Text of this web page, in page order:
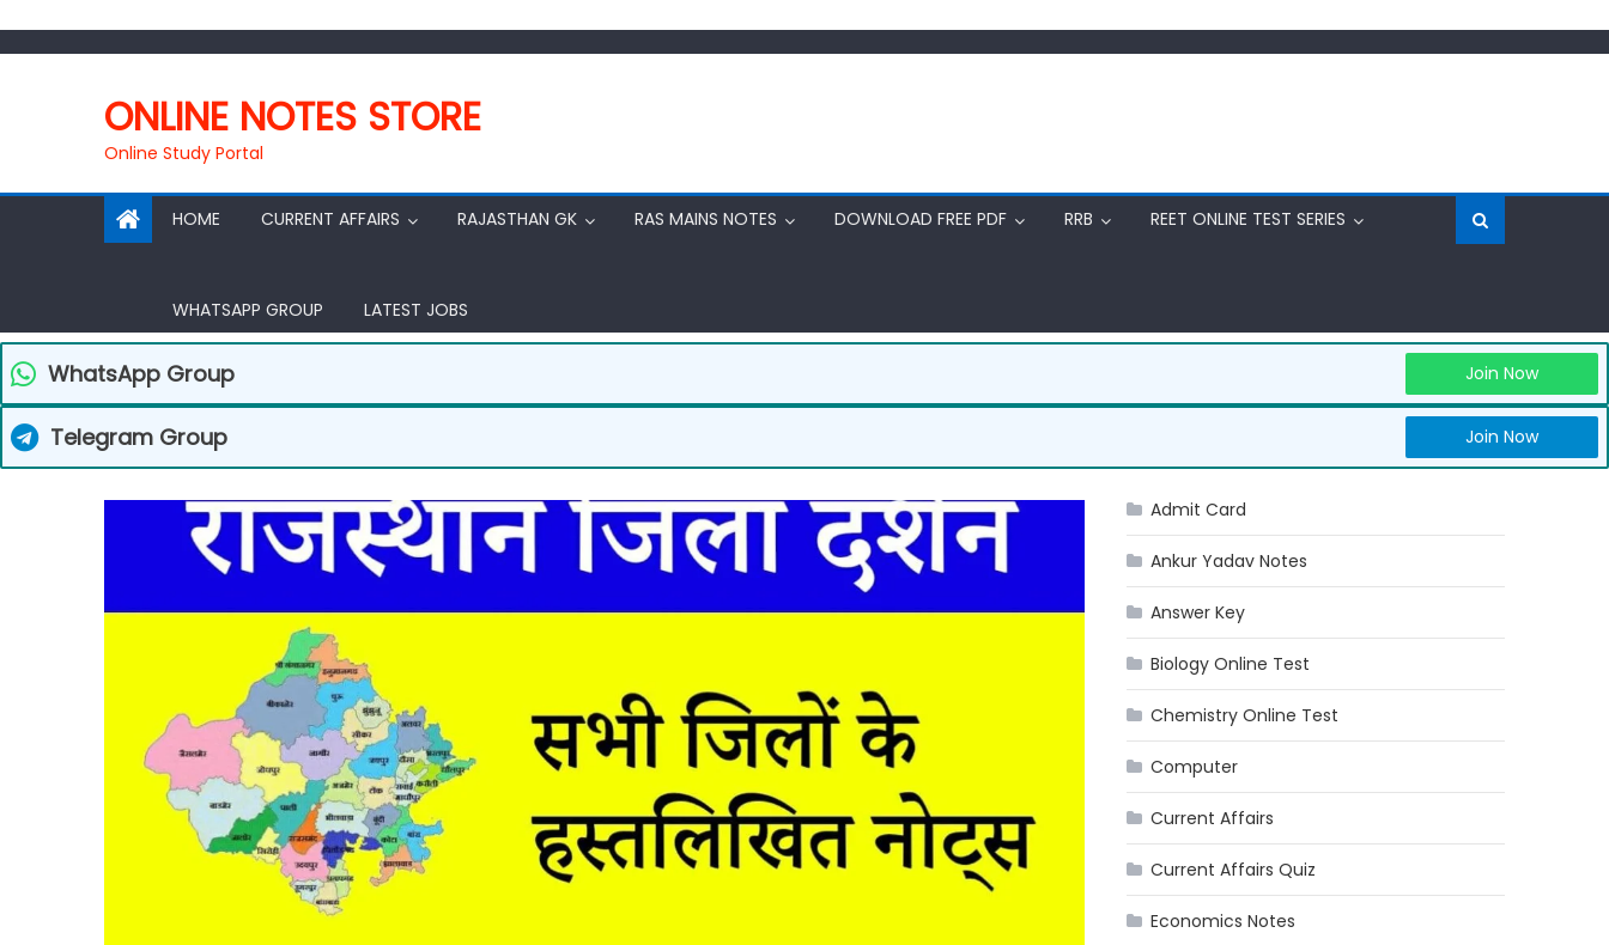
ONLINE NOTES STORE
Online Study Portal
HOME CURRENT AFFAIRS RAJASTHAN GK RAS MAINS NOTES DOWNLOAD FREE PDF RRB REET ONLINE TEST SERIES
WHATSAPP GROUP LATEST JOBS
WhatsApp Group Join Now
Telegram Group Join Now
Admit Card
Ankur Yadav Notes
Answer Key
Biology Online Test
Chemistry Online Test
Computer
Current Affairs
Current Affairs Quiz
Economics Notes